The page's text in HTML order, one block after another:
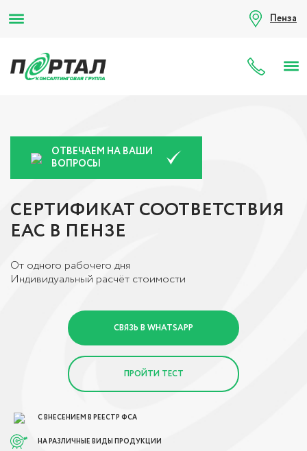
Пенза
8
ОТВЕЧАЕМ НА ВАШИ
ВОПРОСЫ
СЕРТИФИКАТ СООТВЕТСТВИЯ
ЕАС В ПЕНЗЕ
От одного рабочего дня
Индивидуальный расчёт стоимости
СВЯЗЬ В WHATSAPP
ПРОЙТИ ТЕСТ
С ВНЕСЕНИЕМ В РЕЕСТР ФСА
НА РАЗЛИЧНЫЕ ВИДЫ ПРОДУКЦИИ